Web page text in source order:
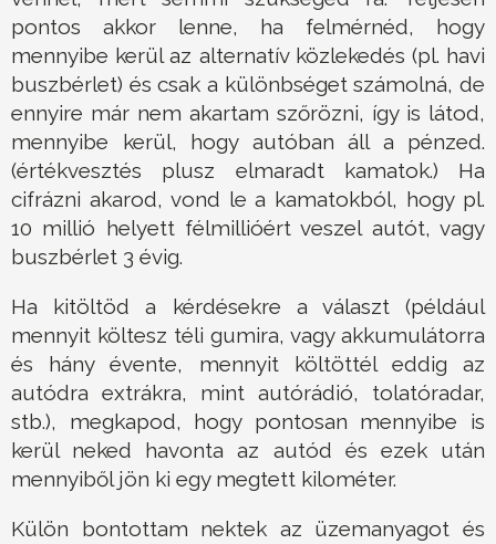
pontos akkor lenne, ha felmérnéd, hogy
mennyibe kerül az alternatív közlekedés (pl. havi
buszbérlet) és csak a különbséget számolná, de
ennyire már nem akartam szőrözni, így is látod,
mennyibe kerül, hogy autóban áll a pénzed.
(értékvesztés plusz elmaradt kamatok.) Ha
cifrázni akarod, vond le a kamatokból, hogy pl.
10 millió helyett félmillióért veszel autót, vagy
buszbérlet 3 évig.
Ha kitöltöd a kérdésekre a választ (például
mennyit költesz téli gumira, vagy akkumulátorra
és hány évente, mennyit költöttél eddig az
autódra extrákra, mint autórádió, tolatóradar,
stb.), megkapod, hogy pontosan mennyibe is
kerül neked havonta az autód és ezek után
mennyiből jön ki egy megtett kilométer.
Külön bontottam nektek az üzemanyagot és